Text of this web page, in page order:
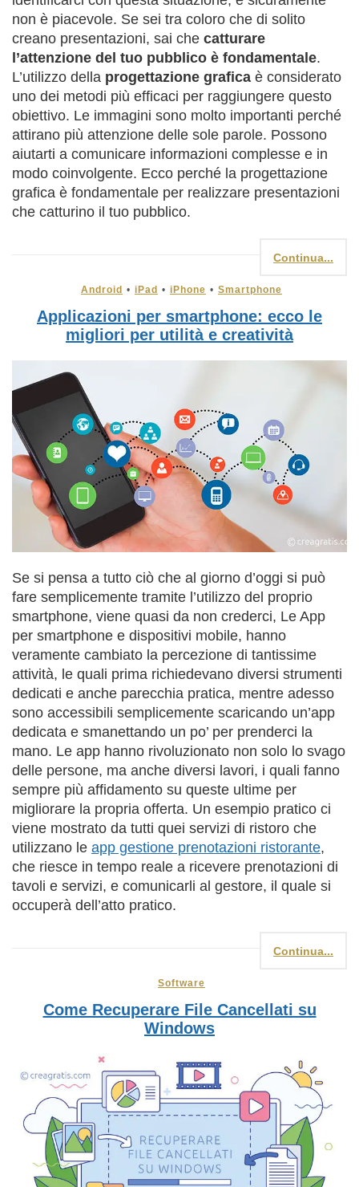
non è piacevole. Se sei tra coloro che di solito
creano presentazioni, sai che catturare
l’attenzione del tuo pubblico è fondamentale.
L’utilizzo della progettazione grafica è considerato
uno dei metodi più efficaci per raggiungere questo
obiettivo. Le immagini sono molto importanti perché
attirano più attenzione delle sole parole. Possono
aiutarti a comunicare informazioni complesse e in
modo coinvolgente. Ecco perché la progettazione
grafica è fondamentale per realizzare presentazioni
che catturino il tuo pubblico.
Continua...
Android • iPad • iPhone • Smartphone
Applicazioni per smartphone: ecco le
migliori per utilità e creatività
Se si pensa a tutto ciò che al giorno d’oggi si può
fare semplicemente tramite l’utilizzo del proprio
smartphone, viene quasi da non crederci, Le App
per smartphone e dispositivi mobile, hanno
veramente cambiato la percezione di tantissime
attività, le quali prima richiedevano diversi strumenti
dedicati e anche parecchia pratica, mentre adesso
sono accessibili semplicemente scaricando un’app
dedicata e smanettando un po’ per prenderci la
mano. Le app hanno rivoluzionato non solo lo svago
delle persone, ma anche diversi lavori, i quali fanno
sempre più affidamento su queste ultime per
migliorare la propria offerta. Un esempio pratico ci
viene mostrato da tutti quei servizi di ristoro che
utilizzano le app gestione prenotazioni ristorante,
che riesce in tempo reale a ricevere prenotazioni di
tavoli e servizi, e comunicarli al gestore, il quale si
occuperà dell’atto pratico.
Continua...
Software
Come Recuperare File Cancellati su
Windows